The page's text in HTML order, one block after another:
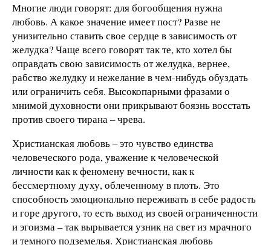
Многие люди говорят: для богообщения нужна
любовь. А какое значение имеет пост? Разве не
унизительно ставить свое сердце в зависимость от
желудка? Чаще всего говорят так те, кто хотел бы
оправдать свою зависимость от желудка, вернее,
рабство желудку и нежелание в чем-нибудь обуздать
или ограничить себя. Высокопарными фразами о
мнимой духовности они прикрывают боязнь восстать
против своего тирана – чрева.
Христианская любовь – это чувство единства
человеческого рода, уважение к человеческой
личности как к феномену вечности, как к
бессмертному духу, облеченному в плоть. Это
способность эмоционально переживать в себе радость
и горе другого, то есть выход из своей ограниченности
и эгоизма – так вырывается узник на свет из мрачного
и темного подземелья. Христианская любовь